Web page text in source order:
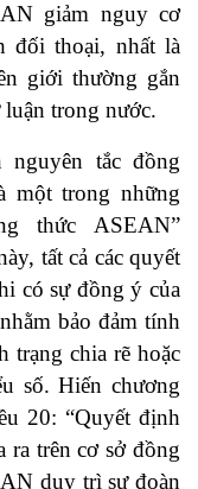
giảm nguy cơ
đối thoại, nhất là
giới thường gắn
trong nước.
tắc đồng
một trong những
thức ASEAN”
tất cả các quyết
có sự đồng ý của
bảo đảm tính
trạng chia rẽ hoặc
số. Hiến chương
20: “Quyết định
ra trên cơ sở đồng
duy trì sự đoàn